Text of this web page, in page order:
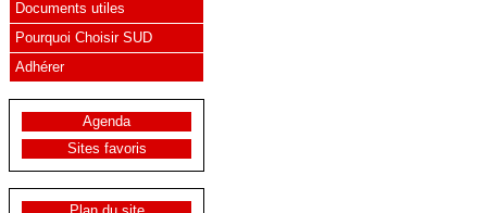
Documents utiles
Pourquoi Choisir SUD
Adhérer
Agenda
Sites favoris